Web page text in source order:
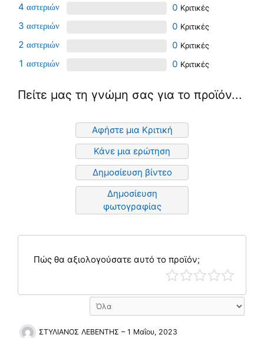
4
0
3
0
2
0
1
0
Πείτε μας τη γνώμη σας για το προϊόν...
Αφήστε μια Κριτική
Κάνε μια ερώτηση
Δημοσίευση βίντεο
Δημοσίευση
φωτογραφίας
Πώς θα αξιολογούσατε αυτό το προϊόν;
ΣΤΥΛΙΑΝΟΣ ΛΕΒΕΝΤΗΣ – 1 Μαΐου, 2023